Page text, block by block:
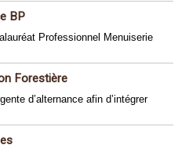
BP
Professionnel Menuiserie
Forestière
d’alternance afin d’intégrer